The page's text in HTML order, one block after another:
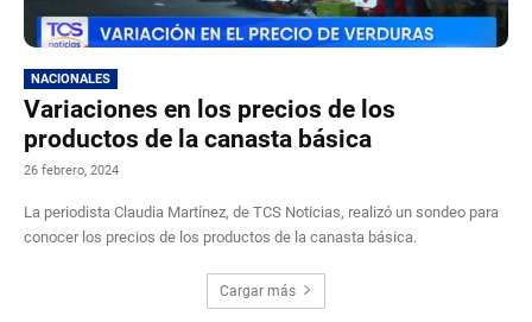
NACIONALES
Variaciones en los precios de los
productos de la canasta básica
26 febrero, 2024
La periodista Claudia Martínez, de TCS Noticias, realizó un sondeo para
conocer los precios de los productos de la canasta básica.
Cargar más